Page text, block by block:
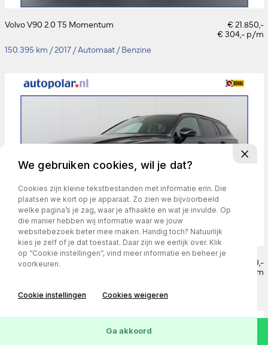
Volvo V90 2.0 T5 Momentum
€ 21.850,-
€ 304,- p/m
150.395 km /2017 /Automaat /Benzine
Volvo V60 2.0 T5 R-Design
€ 23.750,-
€ 409,- p/m
We gebruiken cookies, wil je dat?
Cookies zijn kleine tekstbestanden met informatie erin. Die
plaatsen we kort op je apparaat. Zo zien we bijvoorbeeld
welke pagina’s je zag, waar je afhaakte en wat je invulde. Op
die manier hebben wij informatie waar we jouw
websitebezoek beter mee maken. Handig toch? Natuurlijk
kies je zelf of je dat toestaat. Daar zijn we eerlijk over. Klik
op “Cookie instellingen”, vind meer informatie en beheer je
voorkeuren.
Cookie instellingen Cookies weigeren
Ga akkoord